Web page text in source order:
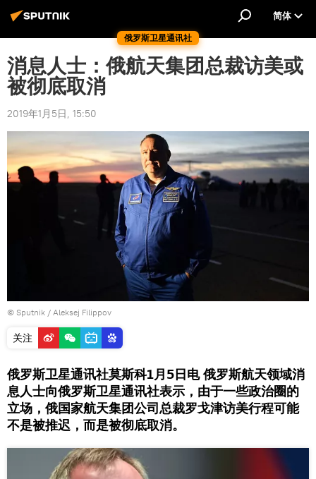
俄罗斯卫星通讯社
简体
消息人士：俄航天集团总裁访美或
被彻底取消
2019年1月5日, 15:50
© Sputnik / Aleksej Filippov
关注
俄罗斯卫星通讯社莫斯科1月5日电 俄罗斯航天领域消
息人士向俄罗斯卫星通讯社表示，由于一些政治圈的
立场，俄国家航天集团公司总裁罗戈津访美行程可能
不是被推迟，而是被彻底取消。